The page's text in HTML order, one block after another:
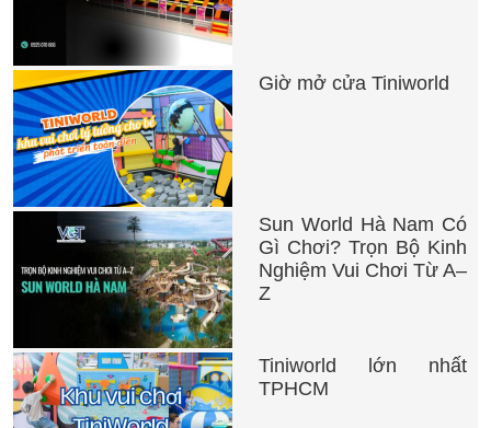
Giờ mở cửa Tiniworld
Sun World Hà Nam Có
Gì Chơi? Trọn Bộ Kinh
Nghiệm Vui Chơi Từ A–
Z
Tiniworld lớn nhất
TPHCM